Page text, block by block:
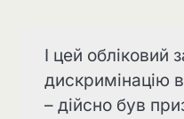
І цей обліковий
дискримінацію
– дійсно був